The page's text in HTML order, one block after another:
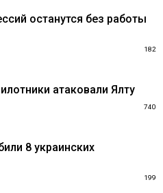
останутся без работы
182
атаковали Ялту
740
8 украинских
199